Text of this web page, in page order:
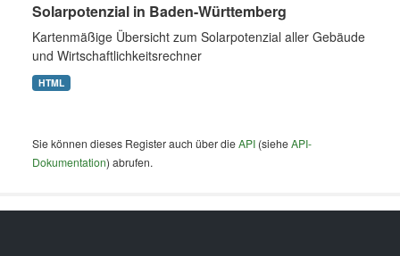
Solarpotenzial in Baden-Württemberg
Kartenmäßige Übersicht zum Solarpotenzial aller Gebäude
und Wirtschaftlichkeitsrechner
HTML
Sie können dieses Register auch über dieAPI (sieheAPI-
Dokumentation) abrufen.